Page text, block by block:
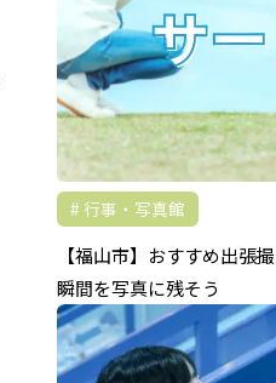
行事・写真館
【福山市】おすすめ出張
瞬間を写真に残そう